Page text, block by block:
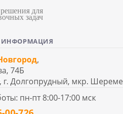
для
задач
ИНФОРМАЦИЯ
,
74Б
г. Долгопрудный, мкр.
пн-пт 8:00-17:00 мск